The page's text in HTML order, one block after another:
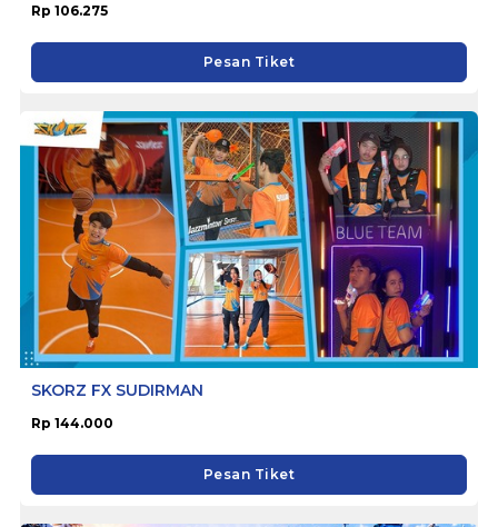
Rp 106.275
Pesan Tiket
SKORZ FX SUDIRMAN
Rp 144.000
Pesan Tiket